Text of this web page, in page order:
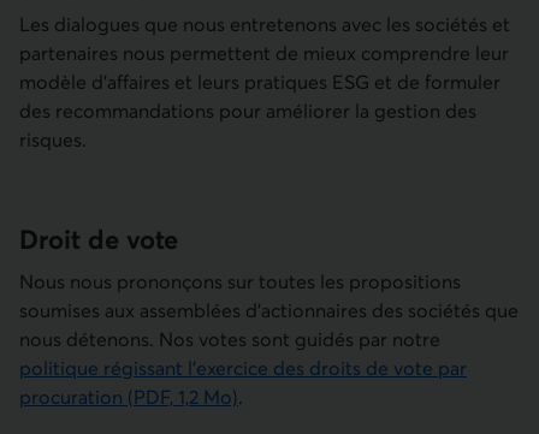
Les dialogues que nous entretenons avec les sociétés et
partenaires nous permettent de mieux comprendre leur
modèle d’affaires et leurs pratiques ESG et de formuler
des recommandations pour améliorer la gestion des
risques.
Droit de vote
Nous nous prononçons sur toutes les propositions
soumises aux assemblées d’actionnaires des sociétés que
nous détenons. Nos votes sont guidés par notre
politique régissant l’exercice des droits de vote par
procuration (PDF, 1,2 Mo).